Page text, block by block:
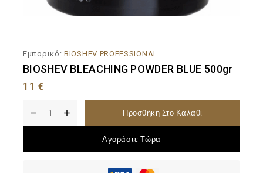
Εμπορικό: BIOSHEV PROFESSIONAL
BIOSHEV BLEACHING POWDER BLUE 500gr
11€
Προσθήκη Στο Καλάθι
Αγοράστε Τώρα